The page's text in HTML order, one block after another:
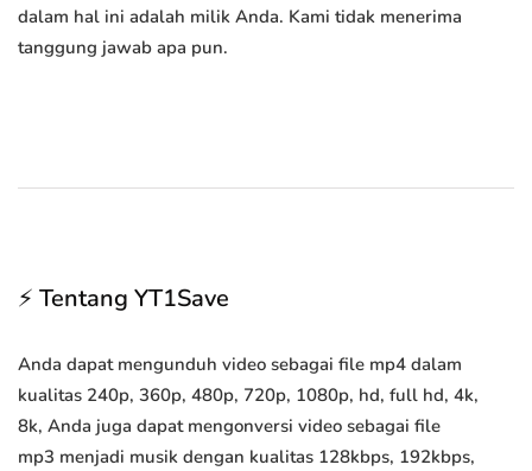
dalam hal ini adalah milik Anda. Kami tidak menerima
tanggung jawab apa pun.
⚡ Tentang YT1Save
Anda dapat mengunduh video sebagai file mp4 dalam
kualitas 240p, 360p, 480p, 720p, 1080p, hd, full hd, 4k,
8k, Anda juga dapat mengonversi video sebagai file
mp3 menjadi musik dengan kualitas 128kbps, 192kbps,